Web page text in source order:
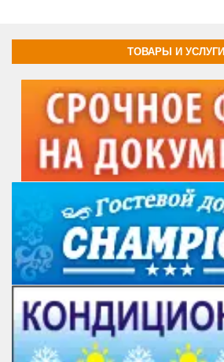
ТОВАРЫ И УСЛУГИ